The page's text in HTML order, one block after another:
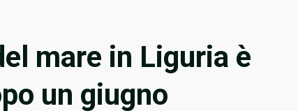
mare in Liguria è
un giugno